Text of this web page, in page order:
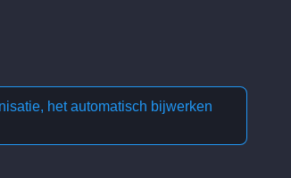
het automatisch bijwerken